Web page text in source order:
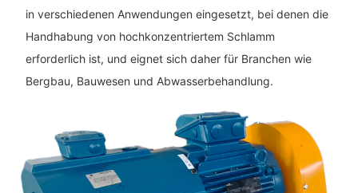
in verschiedenen Anwendungen eingesetzt, bei denen die
Handhabung von hochkonzentriertem Schlamm
erforderlich ist, und eignet sich daher für Branchen wie
Bergbau, Bauwesen und Abwasserbehandlung.